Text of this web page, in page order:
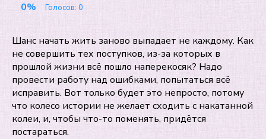
0% Голосов: 0
Шанс начать жить заново выпадает не каждому. Как
не совершить тех поступков, из-за которых в
прошлой жизни всё пошло наперекосяк? Надо
провести работу над ошибками, попытаться всё
исправить. Вот только будет это непросто, потому
что колесо истории не желает сходить с накатанной
колеи, и, чтобы что-то поменять, придётся
постараться.